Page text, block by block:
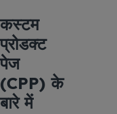
कस्टम
प्रोडक्ट
पेज
(CPP) के
बारे में